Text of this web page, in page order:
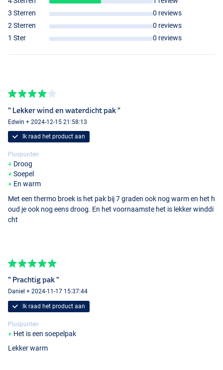
3 Sterren
0 reviews
2 Sterren
0 reviews
1 Ster
0 reviews
" Lekker wind en waterdicht pak "
Edwin + 2024-12-15 21:58:13
Ik raad het product aan
Pluspunten
Droog
Soepel
En warm
Met een thermo broek is het pak bij 7 graden ook nog warm en het h
oud je ook nog eens droog. En het voornaamste het is lekker winddi
cht
" Prachtig pak "
Daniel + 2024-11-17 15:37:44
Ik raad het product aan
Pluspunten
Het is een soepelpak
Lekker warm